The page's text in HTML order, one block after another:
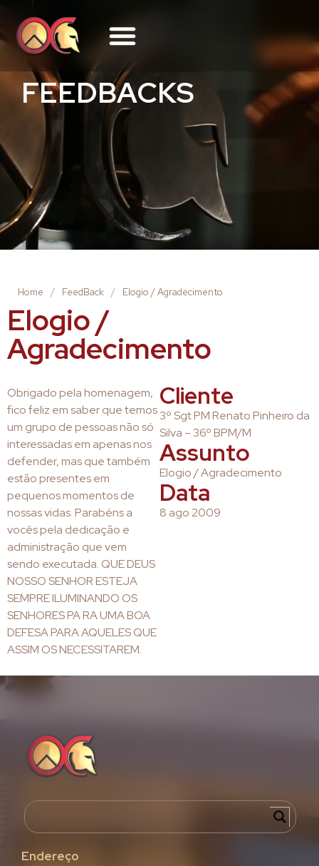
FEEDBACKS
Home / FeedBack / Elogio / Agradecimento
Elogio /
Agradecimento
Obrigado pela homenagem,
fico feliz em saber que temos
um grupo de pessoas não só
interessadas em apenas nos
defender, mas que também
estão presentes em
pequenos momentos de
nossas vidas. Parabéns a
vocês pela dedicação e
administração que vem
sendo executada. QUE DEUS
NOSSO SENHOR ESTEJA
SEMPRE ILUMINANDO OS
SENHORES PA RA UMA BOA
DEFESA PARA AQUELES QUE
ASSIM OS NECESSITAREM.
Cliente
3º Sgt PM Renato Pinheiro da
Silva – 36º BPM/M
Assunto
Elogio / Agradecimento
Data
8 ago 2009
Endereço